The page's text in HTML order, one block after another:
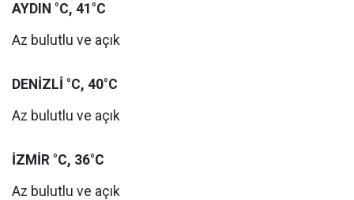
AYDIN °C, 41°C
Az bulutlu ve açık
DENİZLİ °C, 40°C
Az bulutlu ve açık
İZMİR °C, 36°C
Az bulutlu ve açık